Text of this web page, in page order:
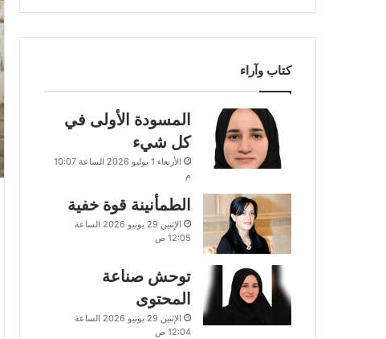
كتاب وآراء
المسودة الأولى في
كل شيء
الأربعاء 1 يوليو 2026 الساعة 10:07
م
الطمأنينة قوة خفية
الإثنين 29 يونيو 2026 الساعة
12:05 ص
توحش صناعة
المحتوى
الإثنين 29 يونيو 2026 الساعة
12:04 ص